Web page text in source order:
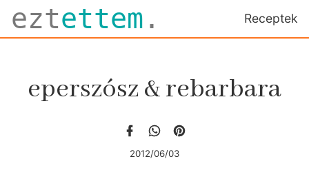
eztettem . Receptek
eperszósz & rebarbara
2012/06/03